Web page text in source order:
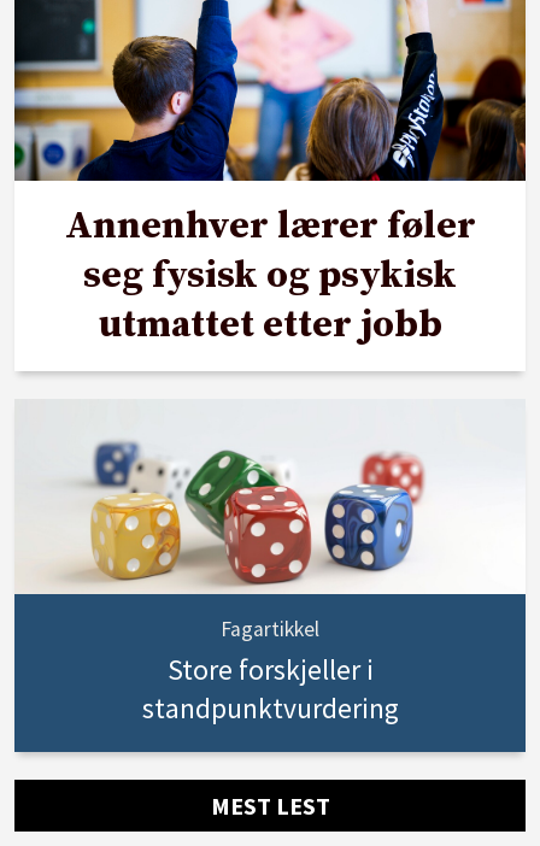
Annenhver lærer føler
seg fysisk og psykisk
utmattet etter jobb
Fagartikkel
Store forskjeller i
standpunktvurdering
MEST LEST